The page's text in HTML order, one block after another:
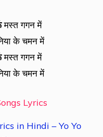
मस्त गगन में
के चमन में
मस्त गगन में
के चमन में
Lyrics
in Hindi – Yo Yo